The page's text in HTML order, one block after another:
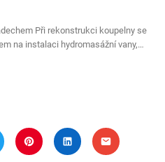
Při rekonstrukci koupelny se
na instalaci hydromasážní vany,…